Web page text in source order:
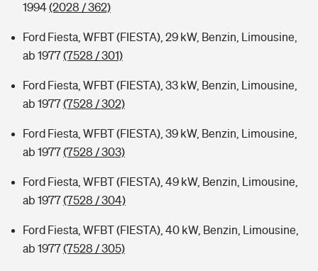
1994(2028 / 362)
Ford Fiesta, WFBT (FIESTA), 29 kW, Benzin, Limousine,
ab 1977(7528 / 301)
Ford Fiesta, WFBT (FIESTA), 33 kW, Benzin, Limousine,
ab 1977(7528 / 302)
Ford Fiesta, WFBT (FIESTA), 39 kW, Benzin, Limousine,
ab 1977(7528 / 303)
Ford Fiesta, WFBT (FIESTA), 49 kW, Benzin, Limousine,
ab 1977(7528 / 304)
Ford Fiesta, WFBT (FIESTA), 40 kW, Benzin, Limousine,
ab 1977(7528 / 305)